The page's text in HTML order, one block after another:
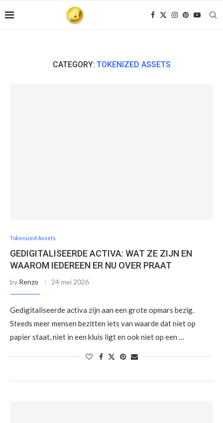
CATEGORY: TOKENIZED ASSETS
Tokenized Assets
GEDIGITALISEERDE ACTIVA: WAT ZE ZIJN EN
WAAROM IEDEREEN ER NU OVER PRAAT
by Renzo 24 mei 2026
Gedigitaliseerde activa zijn aan een grote opmars bezig.
Steeds meer mensen bezitten iets van waarde dat niet op
papier staat, niet in een kluis ligt en ook niet op een …